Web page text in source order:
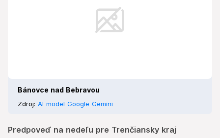
Bánovce nad Bebravou
Zdroj: AI model Google Gemini
Predpoveď na nedeľu pre Trenčiansky kraj